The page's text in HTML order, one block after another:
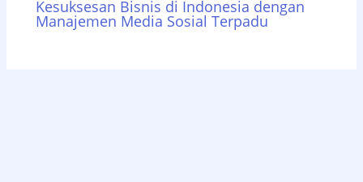
Kesuksesan Bisnis di Indonesia dengan
Manajemen Media Sosial Terpadu